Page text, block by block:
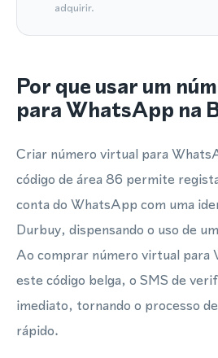
adquirir.
Por que usar um
para WhatsApp na
Criar número virtual para
código de área 86 permite
conta do WhatsApp com uma
Durbuy, dispensando o uso de
Ao comprar número virtual para
este código belga, o SMS de
imediato, tornando o processo
rápido.